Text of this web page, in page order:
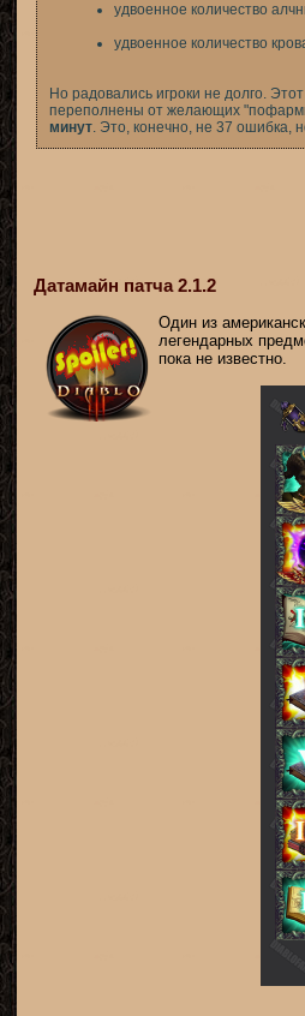
удвоенное количество
удвоенное количество
Но радовались игроки не долго.
переполнены от желающих
минут. Это, конечно, не 37 ошибка,
Датамайн патча 2.1.2
Один из
легендарных
пока не известно.